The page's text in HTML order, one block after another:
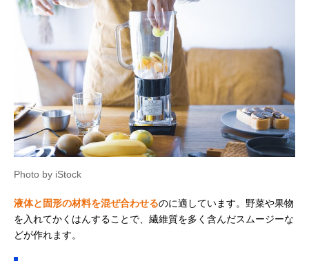
Photo by iStock
液体と固形の材料を混ぜ合わせるのに適しています。野菜や果物
を入れてかくはんすることで、繊維質を多く含んだスムージーな
どが作れます。